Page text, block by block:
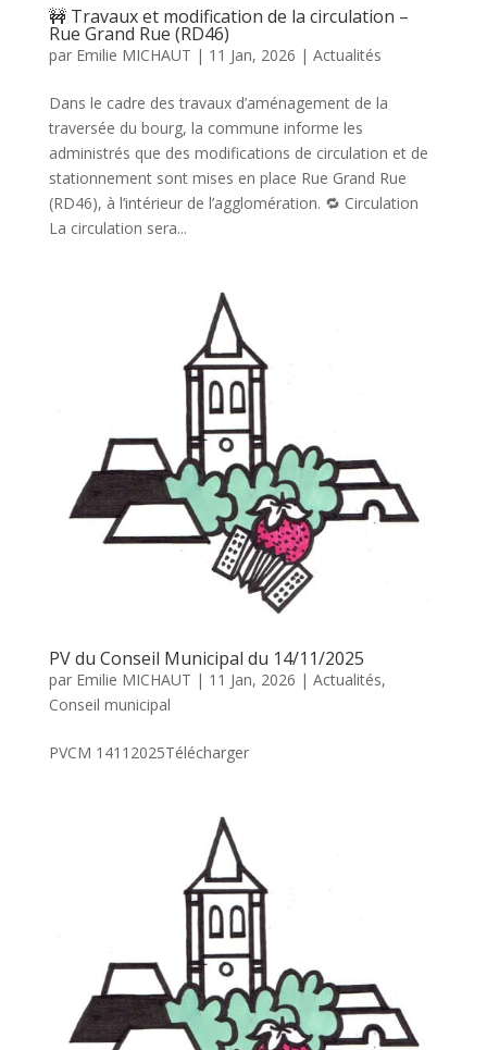
🚧 Travaux et modification de la circulation –
Rue Grand Rue (RD46)
par Emilie MICHAUT | 11 Jan, 2026 | Actualités
Dans le cadre des travaux d’aménagement de la
traversée du bourg, la commune informe les
administrés que des modifications de circulation et de
stationnement sont mises en place Rue Grand Rue
(RD46), à l’intérieur de l’agglomération. 🔁 Circulation
La circulation sera...
PV du Conseil Municipal du 14/11/2025
par Emilie MICHAUT | 11 Jan, 2026 | Actualités,
Conseil municipal
PVCM 14112025Télécharger